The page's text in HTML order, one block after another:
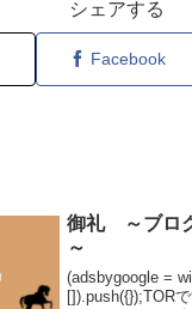
シェアする
Facebook
御礼 ～ブロ
～
(adsbygoogle =
[]).push({});TOR